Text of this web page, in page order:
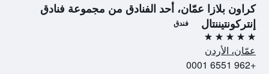
كراون بلازا عمّان، أحد الفنادق من مجموعة فنادق
إنتركونتيننتال
فندق
5 نجوم
عمّان، الأردن
+962 6551 0001